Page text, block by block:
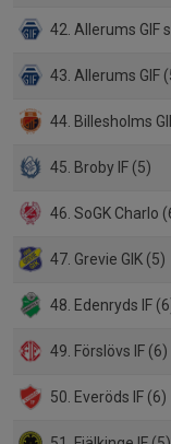
42. Allerums GIF
43. Allerums GIF
44. Billesholms
45. Broby IF (5)
46. SoGK Charlo
47. Grevie GIK (5)
48. Edenryds IF
49. Förslövs IF (6)
50. Everöds IF (6)